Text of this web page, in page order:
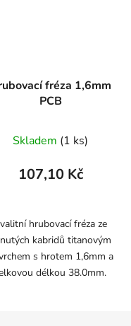
fréza 1,6mm
PCB
Skladem (1 ks)
107,10 Kč
hrubovací fréza ze
kabridů titanovým
s hrotem 1,6mm a
délkou 38.0mm.